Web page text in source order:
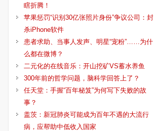
瞎折腾！
苹果惩罚“识别30亿张照片身份”争议公司：封
杀iPhone软件
患者求助、当事人发声、明星“宠粉”……为什
么都在微博？
二元化的在线音乐：开山挖矿VS蓄水养鱼
300年前的哲学问题，脑科学回答上了？
任天堂：手握“百年秘笈”为何写下失败的故
事？
盖茨：新冠肺炎可能成为百年不遇的大流行
病，应帮助中低收入国家